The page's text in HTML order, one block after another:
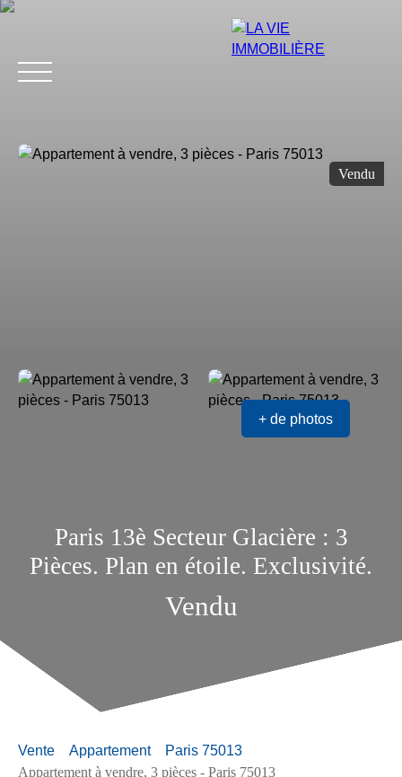
Estimation
Vendu
+ de photos
Paris 13è Secteur Glacière : 3
Pièces. Plan en étoile. Exclusivité.
Vendu
Vente Appartement
Paris 75013
Appartement à vendre, 3 pièces - Paris 75013